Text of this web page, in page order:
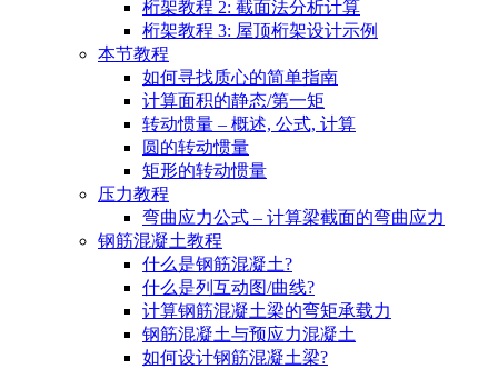
桁架教程 2: 截面法分析计算
桁架教程 3: 屋顶桁架设计示例
本节教程
如何寻找质心的简单指南
计算面积的静态/第一矩
转动惯量 – 概述, 公式, 计算
圆的转动惯量
矩形的转动惯量
压力教程
弯曲应力公式 – 计算梁截面的弯曲应力
钢筋混凝土教程
什么是钢筋混凝土?
什么是列互动图/曲线?
计算钢筋混凝土梁的弯矩承载力
钢筋混凝土与预应力混凝土
如何设计钢筋混凝土梁?